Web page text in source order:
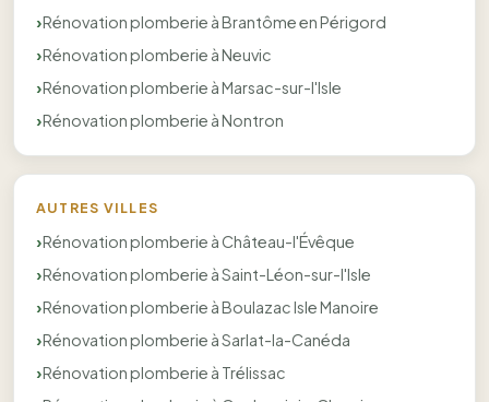
Rénovation plomberie à Brantôme en Périgord
Rénovation plomberie à Neuvic
Rénovation plomberie à Marsac-sur-l'Isle
Rénovation plomberie à Nontron
AUTRES VILLES
Rénovation plomberie à Château-l'Évêque
Rénovation plomberie à Saint-Léon-sur-l'Isle
Rénovation plomberie à Boulazac Isle Manoire
Rénovation plomberie à Sarlat-la-Canéda
Rénovation plomberie à Trélissac